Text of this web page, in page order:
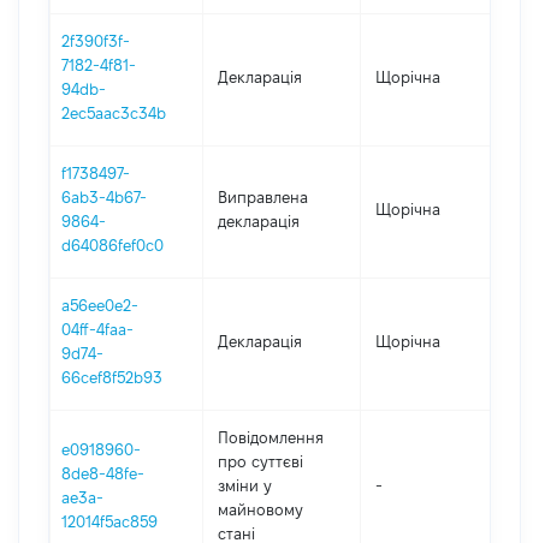
2f390f3f-
7182-4f81-
94db-
2ec5aac3c34b
Декларація Щорічна
f1738497-
6ab3-4b67-
9864-
d64086fef0c0
Виправлена
декларація
Щорічна
a56ee0e2-
04ff-4faa-
9d74-
66cef8f52b93
Декларація Щорічна
e0918960-
8de8-48fe-
ae3a-
12014f5ac859
Повідомлення
про суттєві
зміни y
майновому
стані
-